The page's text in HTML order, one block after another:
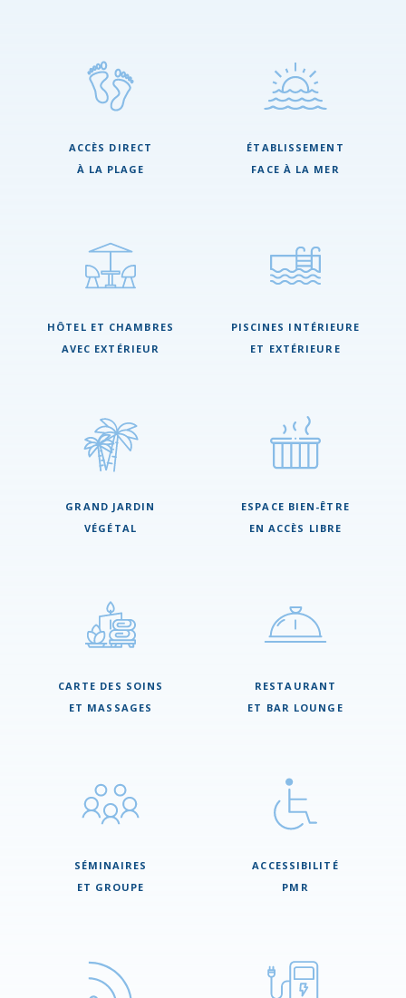
ACCÈS DIRECT
À LA PLAGE
ÉTABLISSEMENT
FACE À LA MER
HÔTEL ET CHAMBRES
AVEC EXTÉRIEUR
PISCINES INTÉRIEURE
ET EXTÉRIEURE
GRAND JARDIN
VÉGÉTAL
ESPACE BIEN-ÊTRE
EN ACCÈS LIBRE
CARTE DES SOINS
ET MASSAGES
RESTAURANT
ET BAR LOUNGE
SÉMINAIRES
ET GROUPE
ACCESSIBILITÉ
PMR